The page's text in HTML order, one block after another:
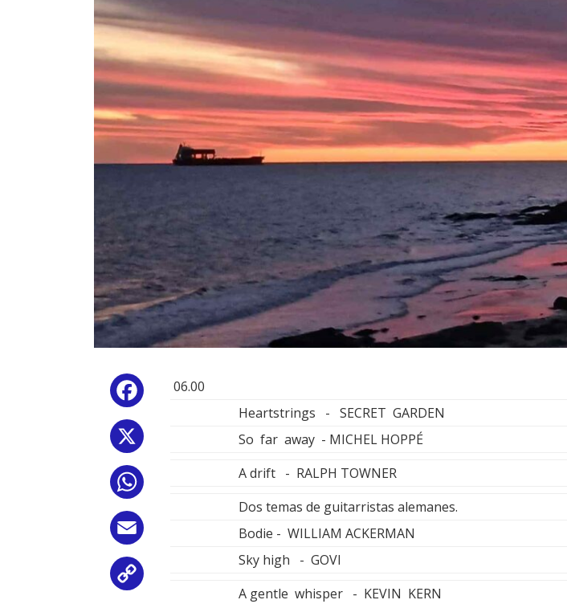
Facebook
06.00
Heartstrings - SECRET GARDEN
So far away - MICHEL HOPPÉ
A drift - RALPH TOWNER
Dos temas de guitarristas alemanes.
Bodie - WILLIAM ACKERMAN
Sky high - GOVI
A gentle whisper - KEVIN KERN